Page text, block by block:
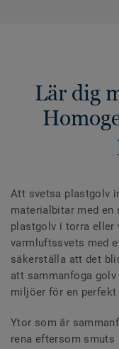
Lär dig
Att svetsa plastgolv
materialbitar med en
plastgolv i torra eller
varmluftssvets med
säkerställa att det
att sammanfoga
miljöer för en perfekt
Ytor som är
rena eftersom smuts